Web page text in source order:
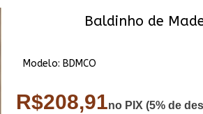
Baldinho de
Modelo: BDMCO
R$208,91no PIX (5% de